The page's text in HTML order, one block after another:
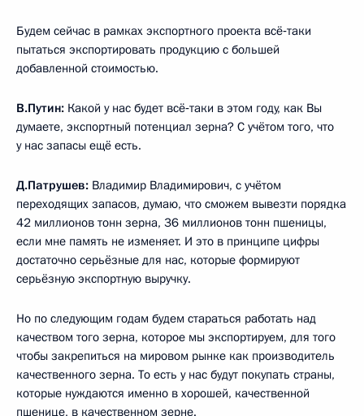
Будем сейчас в рамках экспортного проекта всё‑таки
пытаться экспортировать продукцию с большей
добавленной стоимостью.
В.Путин: Какой у нас будет всё‑таки в этом году, как Вы
думаете, экспортный потенциал зерна? С учётом того, что
у нас запасы ещё есть.
Д.Патрушев: Владимир Владимирович, с учётом
переходящих запасов, думаю, что сможем вывезти порядка
42 миллионов тонн зерна, 36 миллионов тонн пшеницы,
если мне память не изменяет. И это в принципе цифры
достаточно серьёзные для нас, которые формируют
серьёзную экспортную выручку.
Но по следующим годам будем стараться работать над
качеством того зерна, которое мы экспортируем, для того
чтобы закрепиться на мировом рынке как производитель
качественного зерна. То есть у нас будут покупать страны,
которые нуждаются именно в хорошей, качественной
пшенице, в качественном зерне.